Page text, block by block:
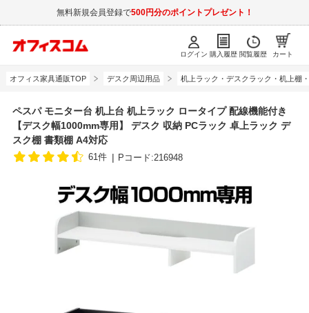
無料新規会員登録で500円分のポイントプレゼント！
ログイン 購入履歴 閲覧履歴 カート
オフィス家具通販TOP デスク周辺用品 机上ラック・デスクラック・机上棚
ペスパ モニター台 机上台 机上ラック ロータイプ 配線機能付き
【デスク幅1000mm専用】 デスク 収納 PCラック 卓上ラック デ
スク棚 書類棚 A4対応
61件 Pコード:216948